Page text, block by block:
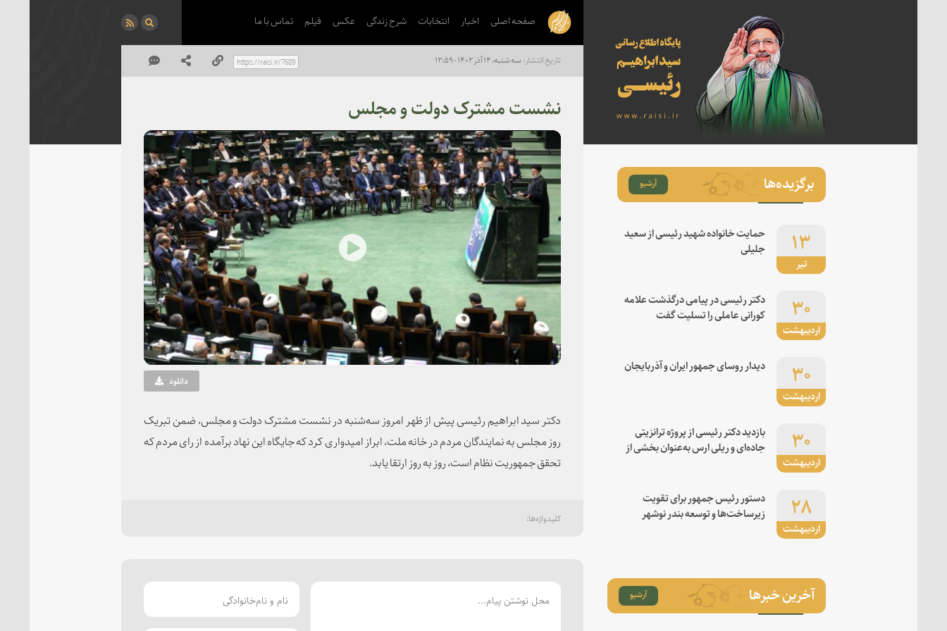
صفحه اصلی اخبار انتخابات شرح زندگی عکس فیلم تماس با ما
سه شنبه، ۱۴ آذر ۱۴۰۲ - ۱۲:۵۹
نشست مشترک دولت و مجلس
Play
Video
دانلود
دکتر سید ابراهیم رئیسی پیش از ظهر امروز سه‌شنبه در نشست مشترک دولت و مجلس، ضمن تبریک
روز مجلس به نمایندگان مردم در خانه ملت، ابراز امیدواری کرد که جایگاه این نهاد برآمده از رای مردم که
تحقق جمهوریت نظام است، روز به روز ارتقا یابد.
برگزیده‌ها آرشیو
تیر
۱۳
حمایت خانواده شهید رئیسی از سعید
جلیلی
اردیبهشت
۳۰
دکتر رئیسی در پیامی درگذشت علامه
کورانی عاملی را تسلیت گفت
اردیبهشت
۳۰ دیدار روسای جمهور ایران و آذربایجان
اردیبهشت
۳۰
بازدید دکتر رئیسی از پروژه ترانزیتی
جاده‌ای و ریلی ارس به‌عنوان بخشی از
اردیبهشت
۲۸
دستور رئیس جمهور برای تقویت
زیرساخت‌ها و توسعه بندر نوشهر
آخرین خبرها آرشیو